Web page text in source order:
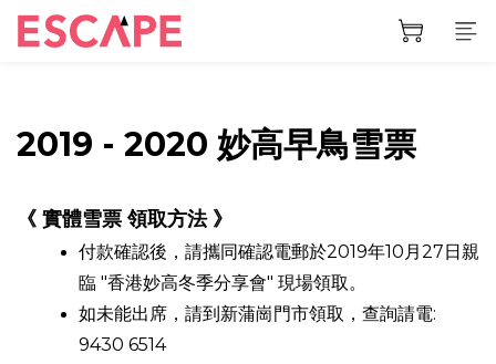
prev next
2019 - 2020 妙高早鳥雪票
《 實體雪票 領取方法 》
付款確認後 ， 請攜同確認電郵於2019年10月27日親
臨 "香港妙高冬季分享會" 現場領取。
如未能出席 ， 請到新蒲崗門市領取，查詢請電:
9430 6514